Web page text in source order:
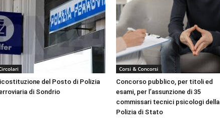
del Posto di Polizia
di Sondrio
Corsi & Concorsi
Concorso pubblico, per titoli ed
esami, per l’assunzione di 35
commissari tecnici psicologi della
Polizia di Stato